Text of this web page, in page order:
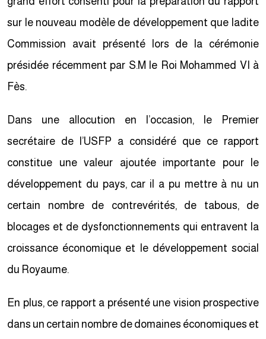
sur le nouveau modèle de développement que ladite
Commission avait présenté lors de la cérémonie
présidée récemment par S.M le Roi Mohammed VI à
Fès.
Dans une allocution en l’occasion, le Premier
secrétaire de l’USFP a considéré que ce rapport
constitue une valeur ajoutée importante pour le
développement du pays, car il a pu mettre à nu un
certain nombre de contrevérités, de tabous, de
blocages et de dysfonctionnements qui entravent la
croissance économique et le développement social
du Royaume.
En plus, ce rapport a présenté une vision prospective
dans un certain nombre de domaines économiques et